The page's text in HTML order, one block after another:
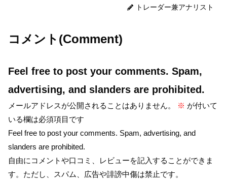
トレーダー兼アナリスト
コメント(Comment)
Feel free to post your comments. Spam,
advertising, and slanders are prohibited.
メールアドレスが公開されることはありません。 ※ が付いて
いる欄は必須項目です
Feel free to post your comments. Spam, advertising, and
slanders are prohibited.
自由にコメントや口コミ、レビューを記入することができま
す。ただし、スパム、広告や誹謗中傷は禁止です。